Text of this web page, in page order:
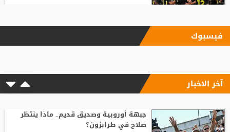
بأرقام استثنائية.. هل يكون كوبارسي
سعودي !!
فيسبوك
آخر الاخبار
جبهة أوروبية وصديق قديم.. ماذا ينتظر
صلاح في طرابزون؟